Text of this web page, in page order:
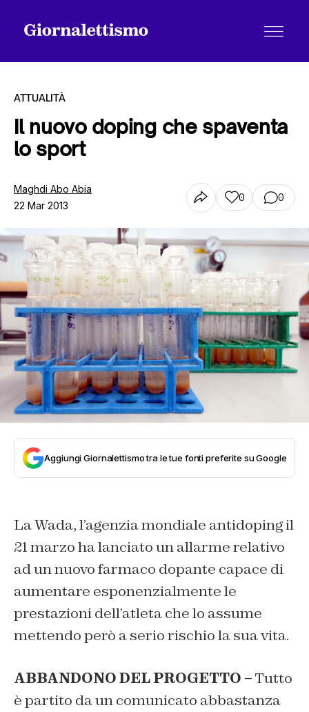
Tutti gli articoli
Chi siamo
Contatti
ATTUALITÀ
Il nuovo doping che spaventa
lo sport
Maghdi Abo Abia
22 Mar 2013
0 0
Aggiungi Giornalettismo tra le tue fonti preferite su Google
La Wada, l’agenzia mondiale antidoping il
21 marzo ha lanciato un allarme relativo
ad un nuovo farmaco dopante capace di
aumentare esponenzialmente le
prestazioni dell’atleta che lo assume
mettendo però a serio rischio la sua vita.
ABBANDONO DEL PROGETTO –Tutto
è partito da un comunicato abbastanza